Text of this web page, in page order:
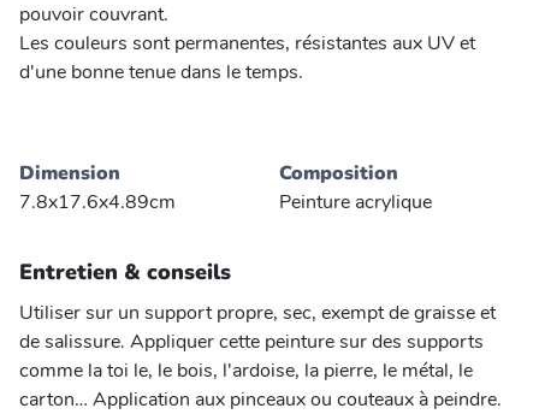
pouvoir couvrant.
Les couleurs sont permanentes, résistantes aux UV et
d'une bonne tenue dans le temps.
Dimension
7.8x17.6x4.89cm
Composition
Peinture acrylique
Entretien & conseils
Utiliser sur un support propre, sec, exempt de graisse et
de salissure. Appliquer cette peinture sur des supports
comme la toi le, le bois, l'ardoise, la pierre, le métal, le
carton… Application aux pinceaux ou couteaux à peindre.